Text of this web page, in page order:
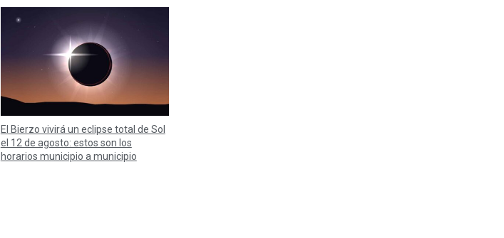
El Bierzo vivirá un eclipse total de Sol
el 12 de agosto: estos son los
horarios municipio a municipio